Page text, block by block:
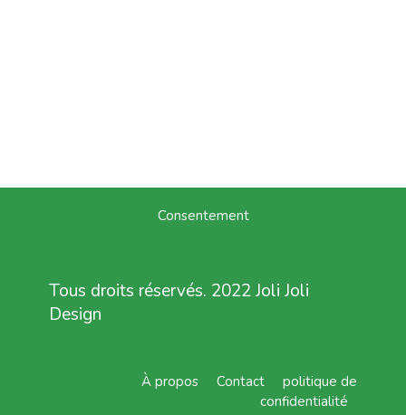
Consentement
Tous droits réservés. 2022 Joli Joli
Design
À propos Contact
politique de
confidentialité